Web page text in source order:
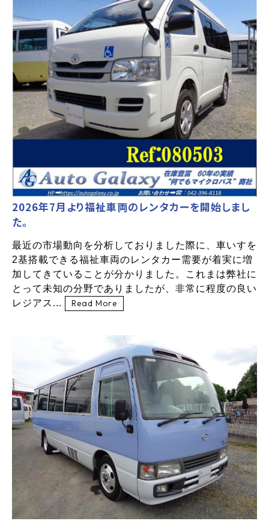
2026年7月より福祉車両のレンタカーを開始しまし
た。
最近の市場動向を分析しておりました際に、車いすを
2基搭載できる福祉車両のレンタカー需要が着実に増
加してきていることが分かりました。これまは弊社に
とって未知の分野でありましたが、非常に程度の良い
レジアス...
Read More